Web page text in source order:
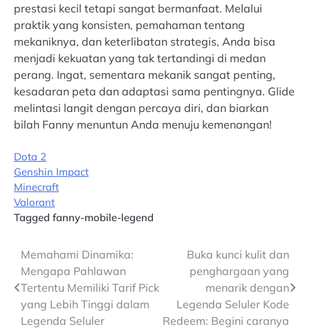
prestasi kecil tetapi sangat bermanfaat. Melalui
praktik yang konsisten, pemahaman tentang
mekaniknya, dan keterlibatan strategis, Anda bisa
menjadi kekuatan yang tak tertandingi di medan
perang. Ingat, sementara mekanik sangat penting,
kesadaran peta dan adaptasi sama pentingnya. Glide
melintasi langit dengan percaya diri, dan biarkan
bilah Fanny menuntun Anda menuju kemenangan!
Dota 2
Genshin Impact
Minecraft
Valorant
Tagged fanny-mobile-legend
Post
navigation
Memahami Dinamika:
Mengapa Pahlawan
Tertentu Memiliki Tarif Pick
yang Lebih Tinggi dalam
Legenda Seluler
Buka kunci kulit dan
penghargaan yang
menarik dengan
Legenda Seluler Kode
Redeem: Begini caranya